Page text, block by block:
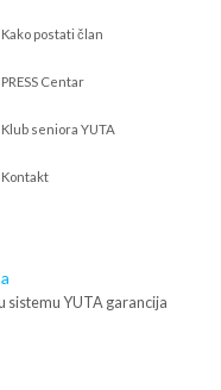
Kako postati član
PRESS Centar
Klub seniora YUTA
Kontakt
sistemu YUTA garancija